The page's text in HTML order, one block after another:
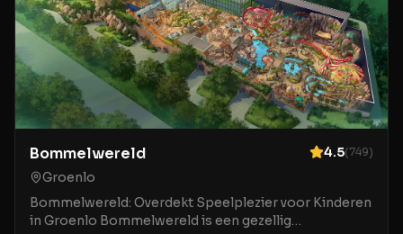
Bommelwereld 4.5(749)
Groenlo
Bommelwereld: Overdekt Speelplezier voor Kinderen
in Groenlo Bommelwereld is een gezellig